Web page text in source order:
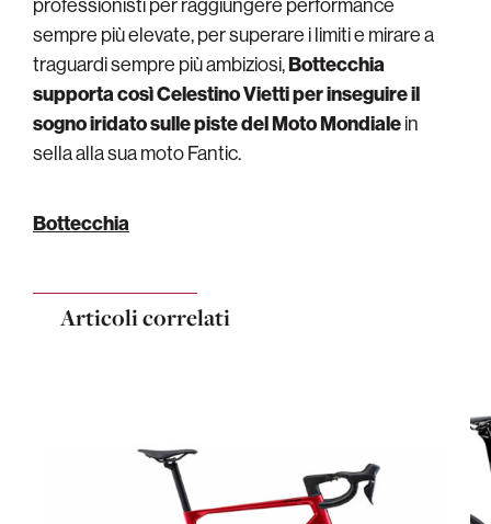
professionisti per raggiungere performance
sempre più elevate, per superare i limiti e mirare a
traguardi sempre più ambiziosi,Bottecchia
supporta così Celestino Vietti per inseguire il
sogno iridato sulle piste del Moto Mondialein
sella alla sua moto Fantic.
Bottecchia
Articoli correlati